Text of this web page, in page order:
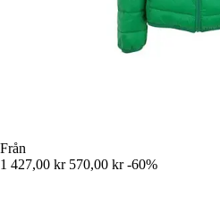
Från
1 427,00 kr 570,00 kr -60%